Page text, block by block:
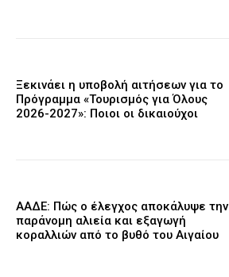
Ξεκινάει η υποβολή αιτήσεων για το
Πρόγραμμα «Τουρισμός για Όλους
2026-2027»: Ποιοι οι δικαιούχοι
ΑΑΔΕ: Πώς ο έλεγχος αποκάλυψε την
παράνομη αλιεία και εξαγωγή
κοραλλιών από το βυθό του Αιγαίου